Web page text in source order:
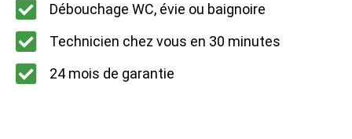
Débouchage WC, évie ou baignoire
Technicien chez vous en 30 minutes
24 mois de garantie